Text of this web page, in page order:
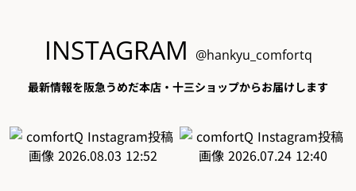
INSTAGRAM @hankyu_comfortq
最新情報を阪急うめだ本店・十三ショップからお届けします